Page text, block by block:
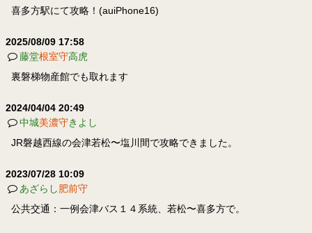
喜多方駅にて攻略！(auiPhone16)
2025/08/09 17:58
藤堂根室守高虎
裏磐梯物産館でも取れます
2024/04/04 20:49
中城美濃守きよし
JR磐越西線の会津若松〜塩川間で攻略できました。
2023/07/28 10:09
あざらし肥前守
公共交通：一例会津バス１４系統、若松〜喜多方で。